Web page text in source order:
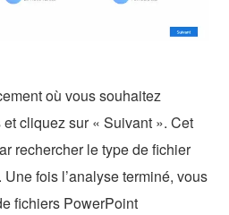
où vous souhaitez
cliquez sur « Suivant ». Cet
rechercher le type de fichier
fois l’analyse terminé, vous
fichiers PowerPoint